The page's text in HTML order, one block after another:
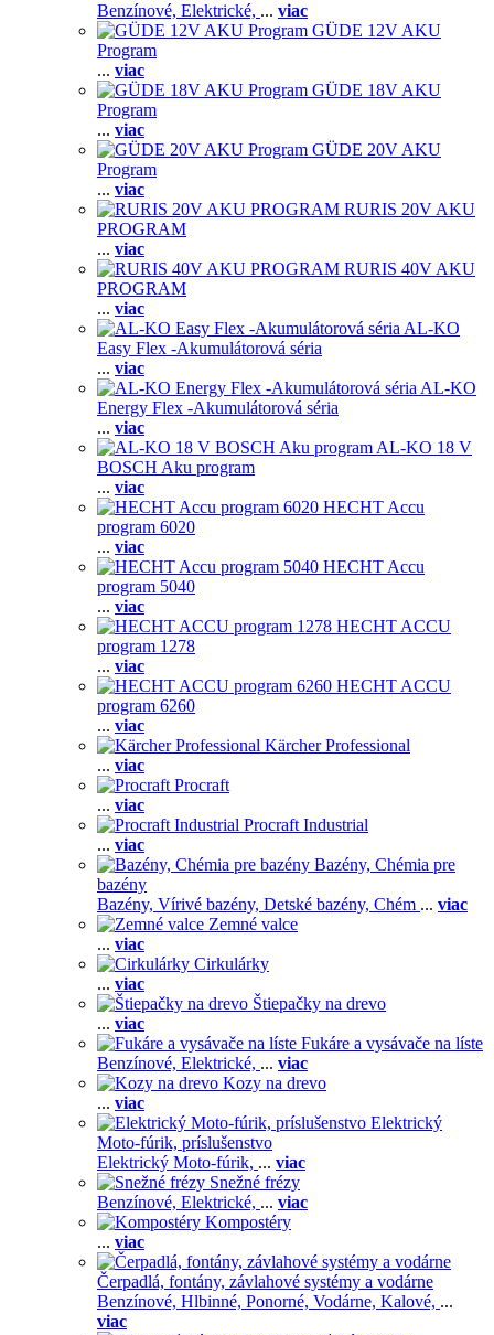
Benzínové, Elektrické, ... viac
GÜDE 12V AKU
Program
... viac
GÜDE 18V AKU
Program
... viac
GÜDE 20V AKU
Program
... viac
RURIS 20V AKU
PROGRAM
... viac
RURIS 40V AKU
PROGRAM
... viac
AL-KO
Easy Flex -Akumulátorová séria
... viac
AL-KO
Energy Flex -Akumulátorová séria
... viac
AL-KO 18 V
BOSCH Aku program
... viac
HECHT Accu
program 6020
... viac
HECHT Accu
program 5040
... viac
HECHT ACCU
program 1278
... viac
HECHT ACCU
program 6260
... viac
Kärcher Professional
... viac
Procraft
... viac
Procraft Industrial
... viac
Bazény, Chémia pre
bazény
Bazény, Vírivé bazény, Detské bazény, Chém ... viac
Zemné valce
... viac
Cirkulárky
... viac
Štiepačky na drevo
... viac
Fukáre a vysávače na líste
Benzínové, Elektrické, ... viac
Kozy na drevo
... viac
Elektrický
Moto-fúrik, príslušenstvo
Elektrický Moto-fúrik, ... viac
Snežné frézy
Benzínové, Elektrické, ... viac
Kompostéry
... viac
Čerpadlá, fontány, závlahové systémy a vodárne
Benzínové, Hlbinné, Ponorné, Vodárne, Kalové, ...
viac